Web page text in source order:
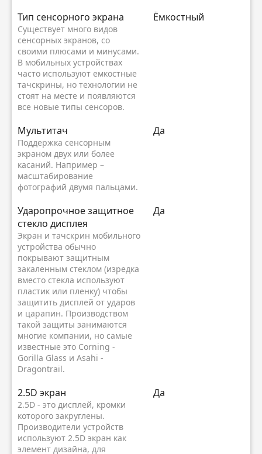
Тип сенсорного экрана
Существует много видов
сенсорных экранов, со
своими плюсами и минусами.
В мобильных устройствах
часто используют емкостные
тачскрины, но технологии не
стоят на месте и появляются
все новые типы сенсоров.
Ёмкостный
Мультитач
Поддержка сенсорным
экраном двух или более
касаний. Например –
масштабирование
фотографий двумя пальцами.
Да
Ударопрочное защитное
стекло дисплея
Экран и тачскрин мобильного
устройства обычно
покрывают защитным
закаленным стеклом (изредка
вместо стекла используют
пластик или пленку) чтобы
защитить дисплей от ударов
и царапин. Производством
такой защиты занимаются
многие компании, но самые
известные это Corning -
Gorilla Glass и Asahi -
Dragontrail.
Да
2.5D экран
2.5D - это дисплей, кромки
которого закруглены.
Производители устройств
используют 2.5D экран как
элемент дизайна, для
Да